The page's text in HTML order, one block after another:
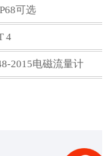
可选
4
2015电磁流量计